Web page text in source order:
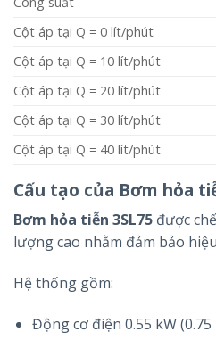
Cột áp tại Q = 0 lít/phút
Cột áp tại Q = 10 lít/phút
Cột áp tại Q = 20 lít/phút
Cột áp tại Q = 30 lít/phút
Cột áp tại Q = 40 lít/phút
Cấu tạo của Bơm hỏa
Bơm hỏa tiễn 3SL75 được
lượng cao nhằm đảm bảo
Hệ thống gồm:
Động cơ điện 0.55 kW (0.75